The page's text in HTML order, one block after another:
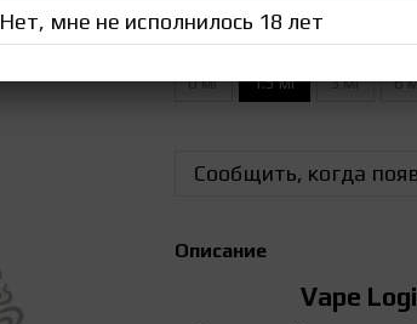
Крепость жидкости
0 мг 1.5 мг 3 мг 6
Сообщить, когда
Описание
Vape
Нет, мне не исполнилось 18 лет